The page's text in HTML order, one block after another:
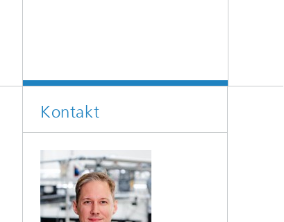
Kontakt